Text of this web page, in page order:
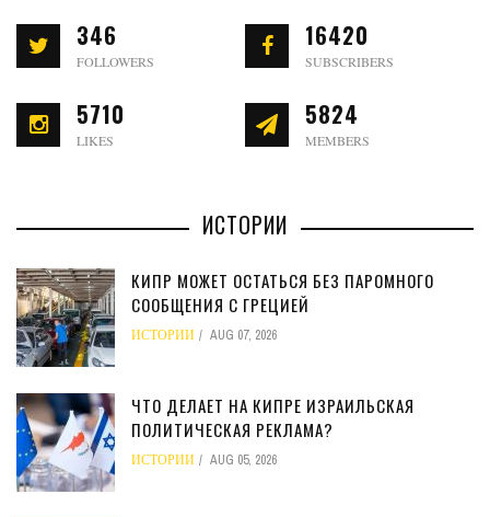
346
FOLLOWERS
16420
SUBSCRIBERS
5710
LIKES
5824
MEMBERS
ИСТОРИИ
КИПР МОЖЕТ ОСТАТЬСЯ БЕЗ ПАРОМНОГО
СООБЩЕНИЯ С ГРЕЦИЕЙ
ИСТОРИИ AUG 07, 2026
ЧТО ДЕЛАЕТ НА КИПРЕ ИЗРАИЛЬСКАЯ
ПОЛИТИЧЕСКАЯ РЕКЛАМА?
ИСТОРИИ AUG 05, 2026